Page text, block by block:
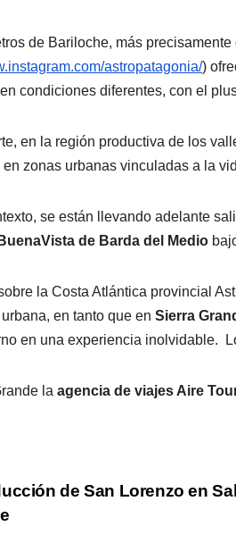
de Bariloche, más precisamente
astropatagonia/)
condiciones diferentes, con el
en la región productiva de los
zonas urbanas vinculadas a la
se están llevando adelante
de Barda del Medio
la Costa Atlántica provincial
en tanto que en Sierra
en una experiencia inolvidable.
la agencia de viajes Aire
de San Lorenzo en